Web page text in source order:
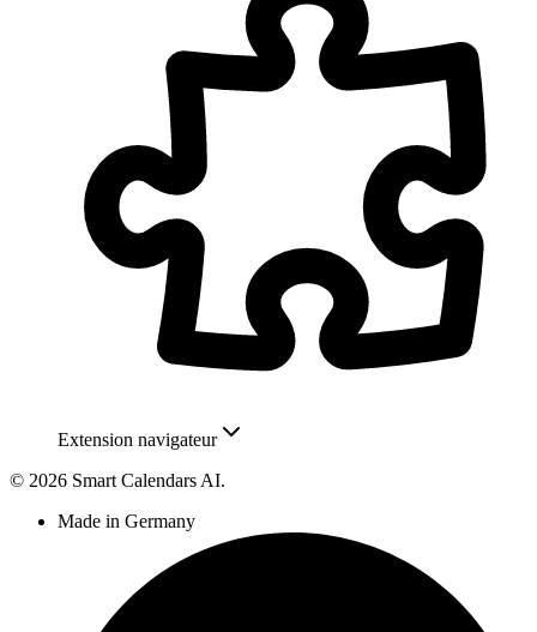
Extension navigateur
© 2026 Smart Calendars AI.
Made in Germany